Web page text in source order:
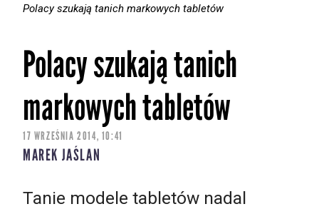
Polacy szukają tanich markowych tabletów
Polacy szukają tanich
markowych tabletów
17 WRZEŚNIA 2014, 10:41
MAREK JAŚLAN
Tanie modele tabletów nadal